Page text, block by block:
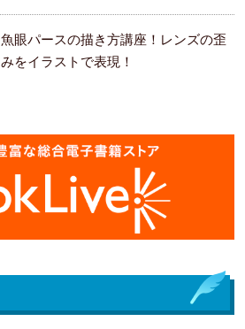
ます。
魚眼パースの描き方講座！レンズの歪
みをイラストで表現！